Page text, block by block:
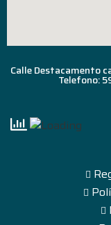
Calle Destacamento
Telefono: